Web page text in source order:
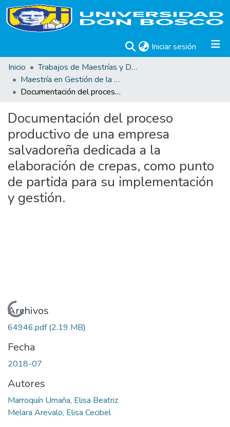
Iniciar sesión (current)
Inicio
Trabajos de Maestrías y Doctorados
Maestría en Gestión de la Calidad
Documentación del proceso productivo de una empresa salvadoreña dedicada a la elaboración de crepas, como punto de partida para su implementación y gestión.
Documentación del proceso
productivo de una empresa
salvadoreña dedicada a la
elaboración de crepas, como punto
de partida para su implementación
y gestión.
Cargando...
Archivos
64946.pdf(2.19 MB)
Fecha
2018-07
Autores
Marroquín Umaña, Elisa Beatriz
Melara Arevalo, Elisa Cecibel